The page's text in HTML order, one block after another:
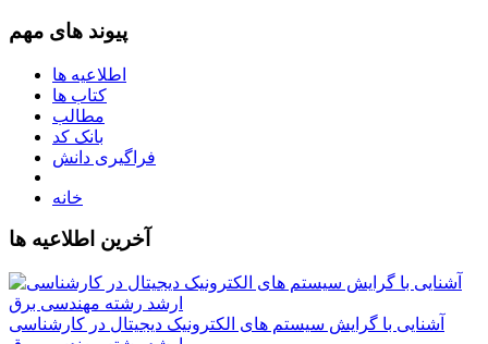
پیوند های مهم
اطلاعیه ها
کتاب ها
مطالب
بانک کد
فراگیری دانش
خانه
آخرین اطلاعیه ها
آشنایی با گرایش سیستم های الکترونیک دیجیتال در کارشناسی